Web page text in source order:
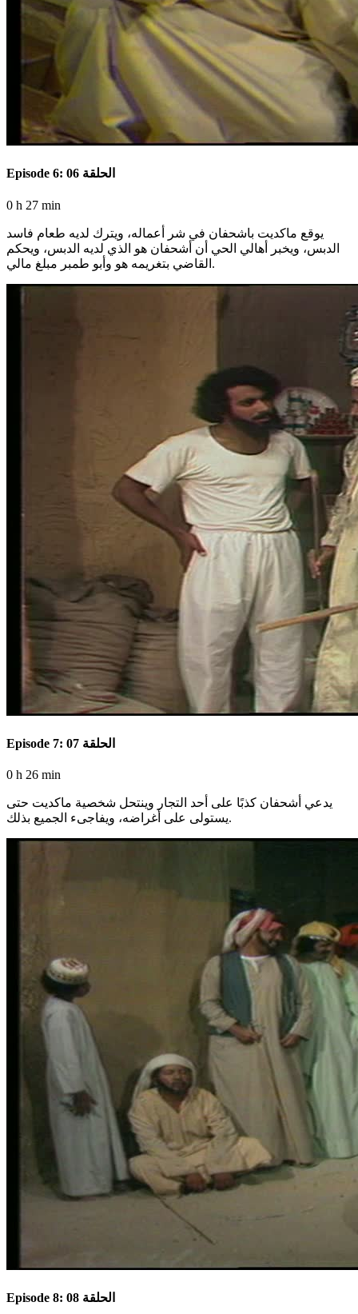
Episode 6: الحلقة 06
0 h 27 min
يوقع ماكديت باشحفان في شر أعماله، ويترك لديه طعام فاسد
الدبس، ويخبر أهالي الحي أن أشحفان هو الذي لديه الدبس، ويحكم
القاضي بتغريمه هو وأبو طمبر مبلغ مالي.
Episode 7: الحلقة 07
0 h 26 min
يدعي أشحفان كذبًا على أحد التجار وينتحل شخصية ماكديت حتى
يستولى على أغراضه، ويفاجىء الجميع بذلك.
Episode 8: الحلقة 08